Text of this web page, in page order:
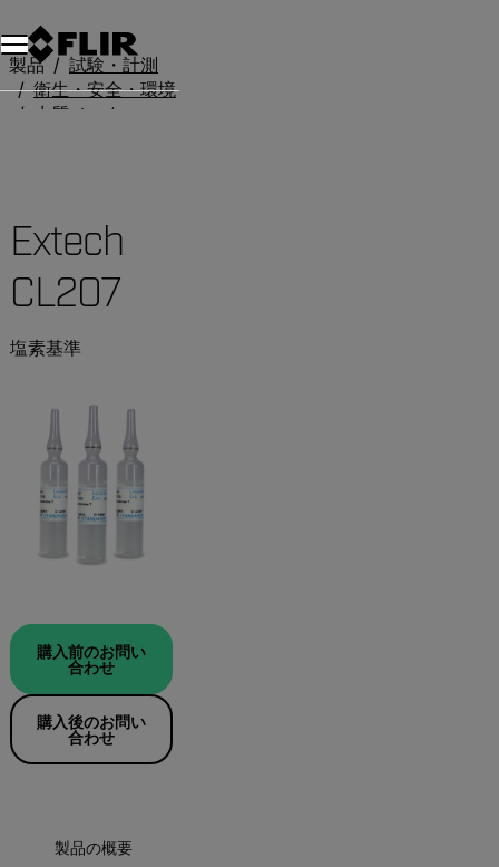
製品
試験・計測
衛生・安全・環境
水質メーター
Extech
CL207
塩素基準
購入前のお問い
合わせ
購入後のお問い
合わせ
製品の概要